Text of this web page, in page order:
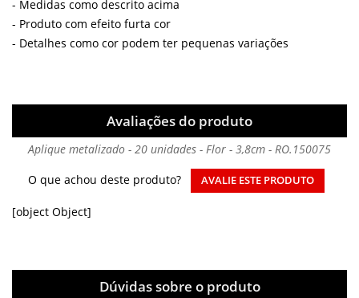
- Medidas como descrito acima
- Produto com efeito furta cor
- Detalhes como cor podem ter pequenas variações
Avaliações do produto
Aplique metalizado - 20 unidades - Flor - 3,8cm - RO.150075
O que achou deste produto?
AVALIE ESTE PRODUTO
[object Object]
Dúvidas sobre o produto